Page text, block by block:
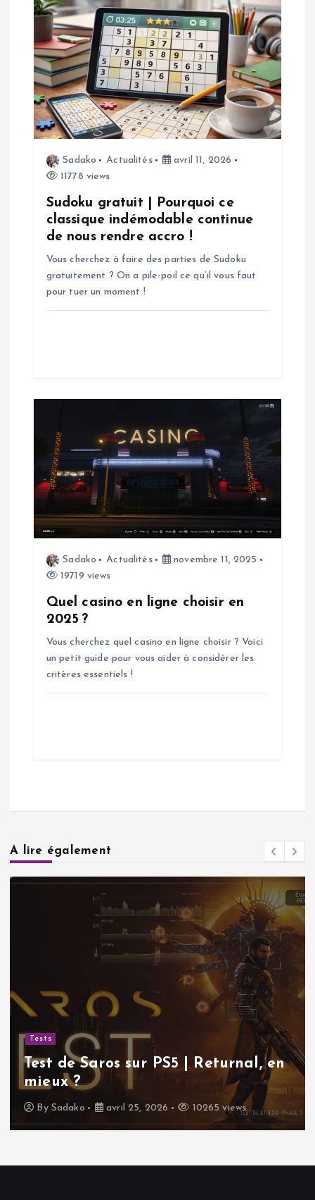
o
n
d
e
Sadako Actualités
avril 11, 2026
11778 views
Sudoku gratuit | Pourquoi ce
classique indémodable continue
de nous rendre accro !
Vous cherchez à faire des parties de Sudoku
gratuitement ? On a pile-poil ce qu’il vous faut
pour tuer un moment !
Sadako Actualités
novembre 11, 2025
19719 views
Quel casino en ligne choisir en
2025 ?
Vous cherchez quel casino en ligne choisir ? Voici
un petit guide pour vous aider à considérer les
critères essentiels !
A lire également
Tests
Test de Saros sur PS5 | Returnal, en
mieux ?
By Sadako avril 25, 2026 10265 views